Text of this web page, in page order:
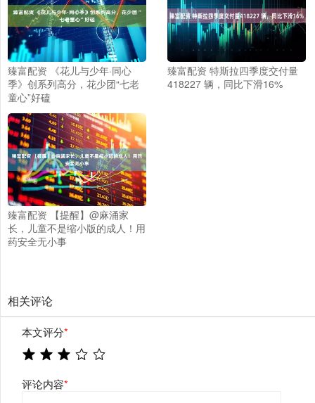
臻富配资 《花儿与少年·同心
季》创系列高分，花少团“七老
童心”好磕
臻富配资 特斯拉四季度交付量
418227 辆，同比下滑16%
臻富配资 【提醒】@麻涌家
长，儿童不是缩小版的成人！用
药安全无小事
相关评论
本文评分*
评论内容*